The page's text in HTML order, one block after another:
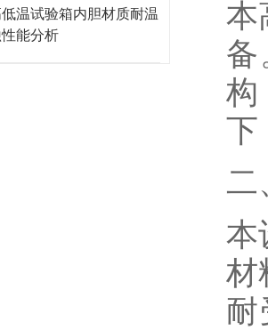
温试验箱内胆材质耐温
能分析
本
备
构
下
二
本
材